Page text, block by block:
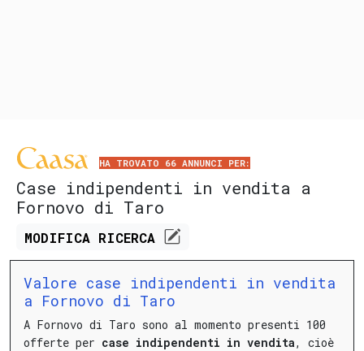
HA TROVATO 66 ANNUNCI PER:
Case indipendenti in vendita a
Fornovo di Taro
MODIFICA RICERCA
Valore case indipendenti in vendita
a Fornovo di Taro
A Fornovo di Taro sono al momento presenti 100
offerte per case indipendenti in vendita, cioè